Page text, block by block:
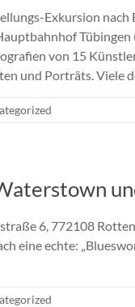
Exkursion
von 15
und Porträts. Viele
6, 772108
eine echte: